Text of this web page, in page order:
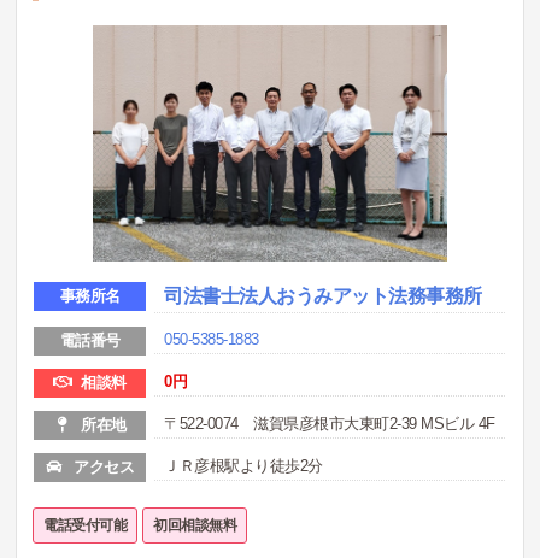
事務所名 司法書士法人おうみアット法務事務所
電話番号 050-5385-1883
相談料 0円
所在地 〒522-0074 滋賀県彦根市大東町2-39 MSビル 4F
アクセス ＪＲ彦根駅より徒歩2分
電話受付可能 初回相談無料